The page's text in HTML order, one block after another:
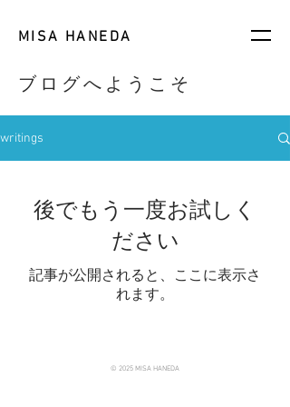
MISA HANEDA
ブログへようこそ
writings
後でもう一度お試しく
ださい
記事が公開されると、ここに表示さ
れます。
© 2025 MISA HANEDA